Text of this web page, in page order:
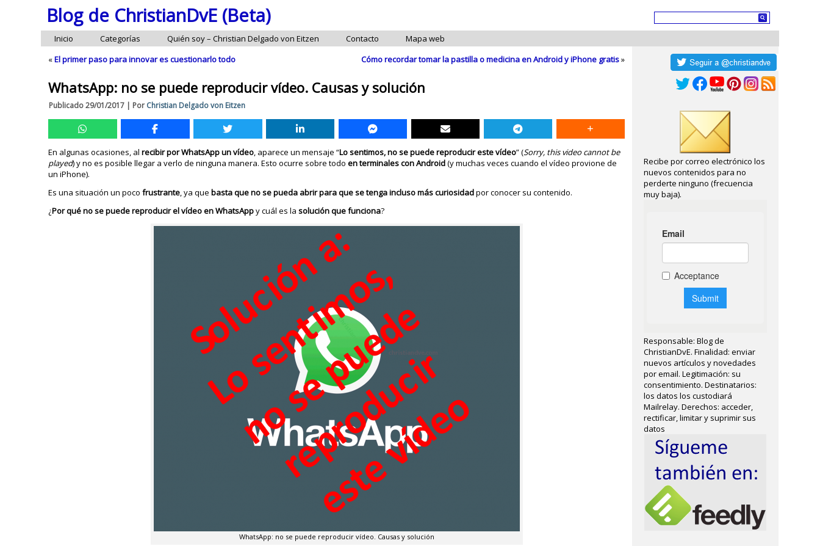
Blog de ChristianDvE (Beta)
Inicio Categorías Quién soy – Christian Delgado von Eitzen Contacto
Mapa web
«El primer paso para innovar es cuestionarlo todo Cómo recordar tomar la pastilla o medicina en Android y iPhone gratis»
WhatsApp: no se puede reproducir vídeo. Causas y solución
Publicado29/01/2017 | Por Christian Delgado von Eitzen
En algunas ocasiones, alrecibir por WhatsApp un vídeo, aparece un mensaje “Lo sentimos, no se puede reproducir este vídeo” (Sorry, this video cannot be
played) y no es posible llegar a verlo de ninguna manera. Esto ocurre sobre todoen terminales con Android(y muchas veces cuando el vídeo provione de
un iPhone).
Es una situación un pocofrustrante, ya que basta que no se pueda abrir para que se tenga incluso más curiosidadpor conocer su contenido.
¿Por qué no se puede reproducir el vídeo en WhatsAppy cuál es lasolución que funciona?
WhatsApp: no se puede reproducir vídeo. Causas y solución
Recibe por correo electrónico los
nuevos contenidos para no
perderte ninguno (frecuencia
muy baja).
Responsable: Blog de
ChristianDvE. Finalidad: enviar
nuevos artículos y novedades
por email. Legitimación: su
consentimiento. Destinatarios:
los datos los custodiará
Mailrelay. Derechos: acceder,
rectificar, limitar y suprimir sus
datos